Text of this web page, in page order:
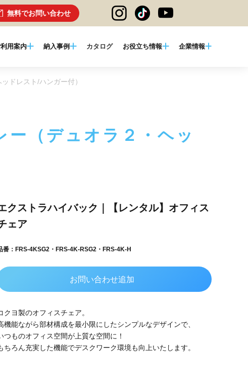
無料でお問い合わせ
用案内 納入事例 カタログ お役立ち情報 企業情報
ドレスト/ハンガー付）
（デュオラ２・ヘッ
クストラハイバック｜【レンタル】オフィス
ェア
番：FRS-4KSG2・FRS-4K-RSG2・FRS-4K-H
お問い合わせ追加
クヨ製のオフィスチェア。
機能ながら部材構成を最小限にしたシンプルなデザインで、
つものオフィス空間が上質な空間に！
ちろん充実した機能でデスクワーク環境も向上いたします。